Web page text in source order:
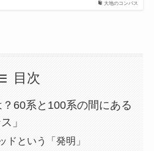
大地のコンパス
目次
60系と100系の間にある
」
ドという「発明」